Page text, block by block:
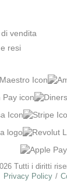
vendita
resi
Tutti i diritti
Privacy Policy